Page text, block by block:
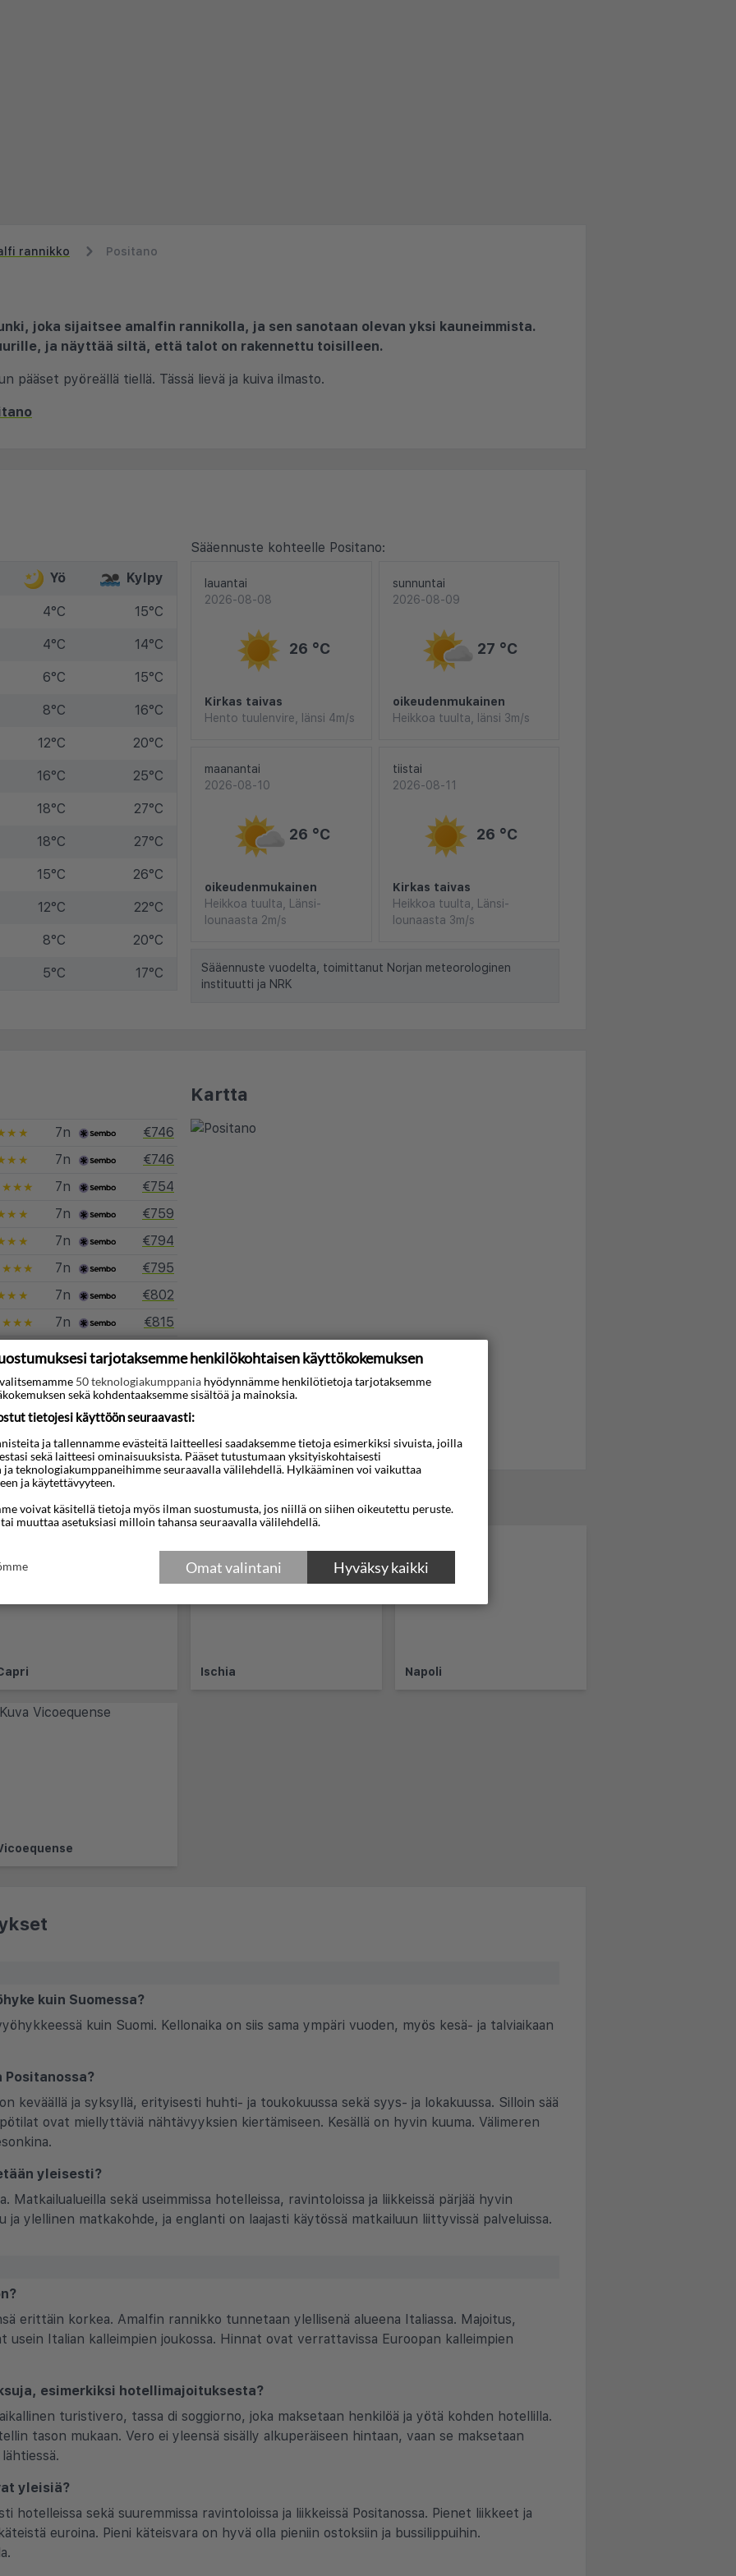
rannikko Positano
joka sijaitsee amalfin rannikolla, ja sen sanotaan olevan yksi kauneimmista.
ja näyttää siltä, että talot on rakennettu toisilleen.
pääset pyöreällä tiellä. Tässä lievä ja kuiva ilmasto.
Yö Kylpy
4°C 15°C
4°C 14°C
6°C 15°C
8°C 16°C
12°C 20°C
16°C 25°C
18°C 27°C
18°C 27°C
15°C 26°C
12°C 22°C
8°C 20°C
5°C 17°C
Sääennuste kohteelle Positano:
lauantai
2026-08-08
26 °C
Kirkas taivas
Hento tuulenvire, länsi 4m/s
sunnuntai
2026-08-09
27 °C
oikeudenmukainen
Heikkoa tuulta, länsi 3m/s
maanantai
2026-08-10
26 °C
oikeudenmukainen
Heikkoa tuulta, Länsi-
lounaasta 2m/s
tiistai
2026-08-11
26 °C
Kirkas taivas
Heikkoa tuulta, Länsi-
lounaasta 3m/s
Sääennuste vuodelta, toimittanut Norjan meteorologinen
instituutti ja NRK
7n
€746
7n
€746
7n
€754
7n
€759
7n
€794
7n
€795
7n
€802
7n
€815
7n
7n €861
kohteeseen Positano
Kartta
Ischia Napoli
kuin Suomessa?
kuin Suomi. Kellonaika on siis sama ympäri vuoden, myös kesä- ja talviaikaan
Positanossa?
keväällä ja syksyllä, erityisesti huhti- ja toukokuussa sekä syys- ja lokakuussa. Silloin sää
ovat miellyttäviä nähtävyyksien kiertämiseen. Kesällä on hyvin kuuma. Välimeren
yleisesti?
Matkailualueilla sekä useimmissa hotelleissa, ravintoloissa ja liikkeissä pärjää hyvin
ja ylellinen matkakohde, ja englanti on laajasti käytössä matkailuun liittyvissä palveluissa.
erittäin korkea. Amalfin rannikko tunnetaan ylellisenä alueena Italiassa. Majoitus,
Italian kalleimpien joukossa. Hinnat ovat verrattavissa Euroopan kalleimpien
esimerkiksi hotellimajoituksesta?
turistivero, tassa di soggiorno, joka maksetaan henkilöä ja yötä kohden hotellilla.
tason mukaan. Vero ei yleensä sisälly alkuperäiseen hintaan, vaan se maksetaan
yleisiä?
hotelleissa sekä suuremmissa ravintoloissa ja liikkeissä Positanossa. Pienet liikkeet ja
euroina. Pieni käteisvara on hyvä olla pieniin ostoksiin ja bussilippuihin.
tarjotaksemme henkilökohtaisen käyttökokemuksen
50 teknologiakumppania hyödynnämme henkilötietoja tarjotaksemme
sekä kohdentaaksemme sisältöä ja mainoksia.
tietojesi käyttöön seuraavasti:
ja tallennamme evästeitä laitteellesi saadaksemme tietoja esimerkiksi sivuista, joilla
sekä laitteesi ominaisuuksista. Pääset tutustumaan yksityiskohtaisesti
teknologiakumppaneihimme seuraavalla välilehdellä. Hylkääminen voi vaikuttaa
ja käytettävyyteen.
voivat käsitellä tietoja myös ilman suostumusta, jos niillä on siihen oikeutettu peruste.
muuttaa asetuksiasi milloin tahansa seuraavalla välilehdellä.
Hyväksy kaikki
Omat valintani